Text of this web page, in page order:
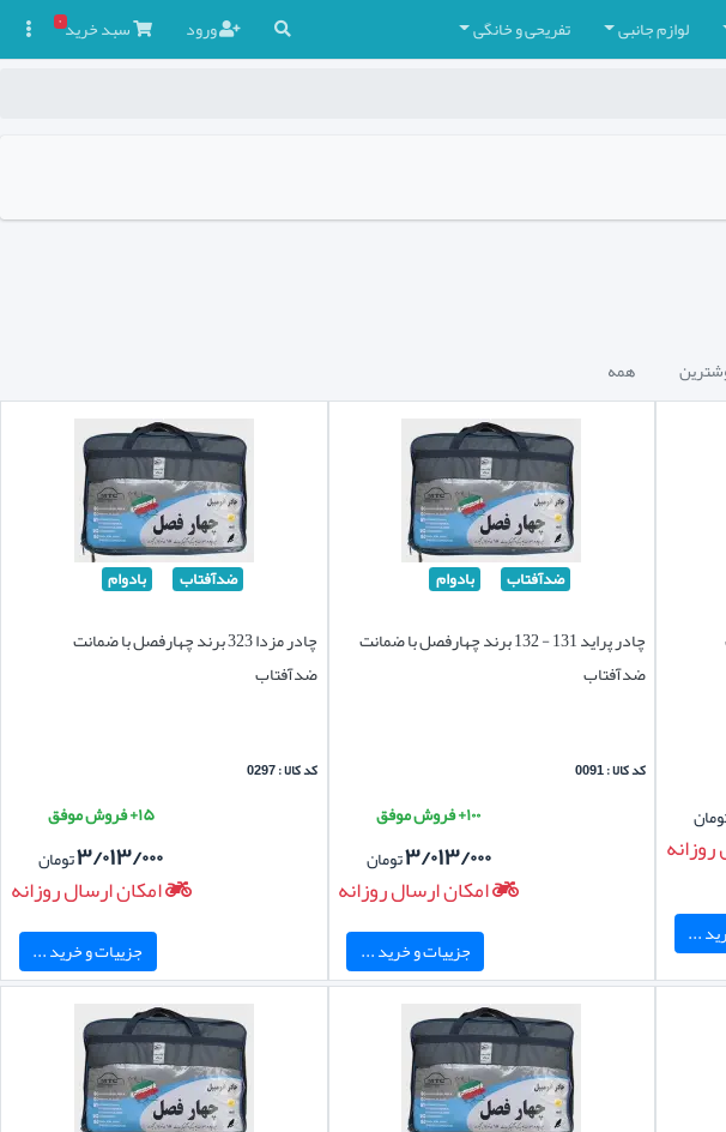
لوازم جانبی تفریحی و خانگی ورود سبدخرید۰
همه
...
ضدآفتاب بادوام
چادر پراید 131 - 132 برند چهارفصل با ضمانت
ضدآفتاب
کد کالا : 0091
۱۰۰+ فروش موفق
۳/۰۱۳/۰۰۰تومان
امکان ارسال روزانه
جزییات و خرید ...
ضدآفتاب بادوام
چادر مزدا 323 برند چهارفصل با ضمانت
ضدآفتاب
کد کالا : 0297
۱۵+ فروش موفق
۳/۰۱۳/۰۰۰تومان
امکان ارسال روزانه
جزییات و خرید ...